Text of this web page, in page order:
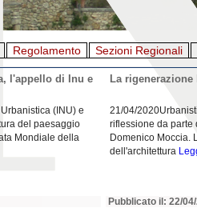
Regolamento Sezioni Regionali
l'appello di Inu e
(INU) e
del paesaggio
Mondiale della
La
21/04/
riflessione da parte
Domenico Moccia.
dell'architettura
Pubblicato il: 22/